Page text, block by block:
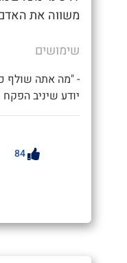
משווה את
שימושים
- "מה אתה שולף
יודע שיניב
84